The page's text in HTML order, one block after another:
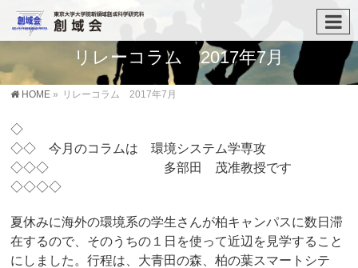
リレーコラム 2017年7月
HOME » リレーコラム 2017年7月
◇
◇◇ 今月のコラムは 環境システム学専攻
◇◇◇ 多部田 茂准教授です
◇◇◇◇
夏休みに海外の環境系の学生さんが柏キャンパスに数日滞
在するので、そのうちの１日を使って近辺を見学すること
にしました。行程は、大青田の森、柏の葉スマートシテ